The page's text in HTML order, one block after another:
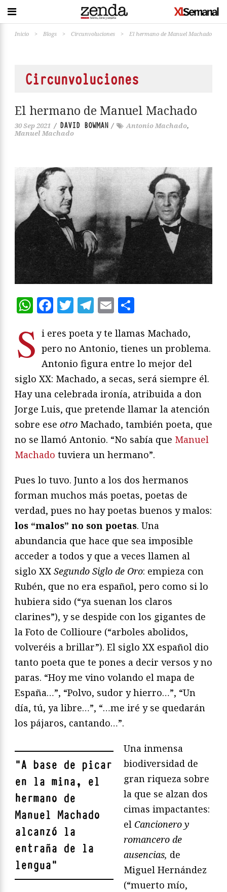
Inicio > Blogs > Circunvoluciones > El hermano de Manuel Machado
Circunvoluciones
El hermano de Manuel Machado
30 Sep 2021 / DAVID BOWMAN / Antonio Machado,
Manuel Machado
WhatsApp
Facebook
Twitter
Telegram
Email
S i eres poeta y te llamas Machado,
pero no Antonio, tienes un problema.
Antonio figura entre lo mejor del
siglo XX: Machado, a secas, será siempre él.
Hay una celebrada ironía, atribuida a don
Jorge Luis, que pretende llamar la atención
sobre ese otro Machado, también poeta, que
no se llamó Antonio. “No sabía que Manuel
Machado tuviera un hermano”.
Pues lo tuvo. Junto a los dos hermanos
forman muchos más poetas, poetas de
verdad, pues no hay poetas buenos y malos:
los “malos” no son poetas. Una
abundancia que hace que sea imposible
acceder a todos y que a veces llamen al
siglo XX Segundo Siglo de Oro: empieza con
Rubén, que no era español, pero como si lo
hubiera sido (“ya suenan los claros
clarines”), y se despide con los gigantes de
la Foto de Collioure (“arboles abolidos,
volveréis a brillar”). El siglo XX español dio
tanto poeta que te pones a decir versos y no
paras. “Hoy me vino volando el mapa de
España…”, “Polvo, sudor y hierro…”, “Un
día, tú, ya libre…”, “…me iré y se quedarán
los pájaros, cantando…”.
"A base de picar
en la mina, el
hermano de
Manuel Machado
alcanzó la
entraña de la
lengua"
Una inmensa
biodiversidad de
gran riqueza sobre
la que se alzan dos
cimas impactantes:
el Cancionero y
romancero de
ausencias, de
Miguel Hernández
(“muerto mío,